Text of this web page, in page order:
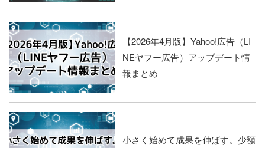
【2026年4月版】Yahoo!広告（LI
NEヤフー広告）アップデート情
報まとめ
小さく始めて成果を伸ばす。少額